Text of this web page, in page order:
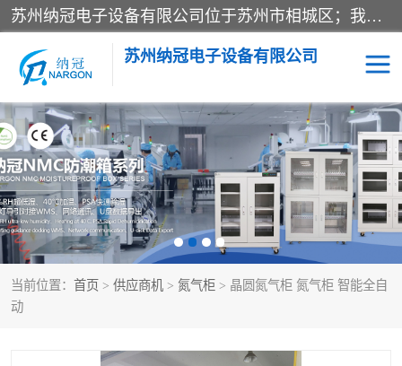
苏州纳冠电子设备有限公司位于苏州市相城区；我司依托国外先进技术结合国内用户的需求，为客户提供具有WMS功能的超低湿快速除湿电子防潮，压缩空气连续干燥柜、智能物料管理氮气储物柜、自制氮氮气柜、防潮氮气组合柜、不锈钢洁净氮气柜、洁净储物柜、石墨舟柜、亮灯导引丝网板存储柜、PCB柔性板气密干燥柜等
苏州纳冠电子设备有限公司
当前位置： 首页 > 供应商机 > 氮气柜 > 晶圆氮气柜 氮气柜 智能全自
动
电子防潮箱 氮气柜
智能料架 干燥箱